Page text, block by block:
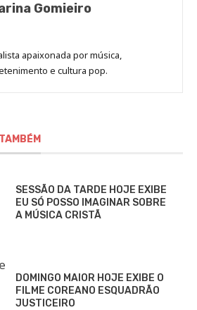
Gomieiro
apaixonada por música,
e cultura pop.
SESSÃO DA TARDE HOJE EXIBE
EU SÓ POSSO IMAGINAR SOBRE
A MÚSICA CRISTÃ
DOMINGO MAIOR HOJE EXIBE O
FILME COREANO ESQUADRÃO
JUSTICEIRO